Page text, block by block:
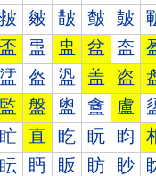
皳 皴 皵 皶 皷
盃 盄 盅 盆 盇
盓 盔 盕 盖 盗
監 盤 盥 盦 盧
盳 直 盵 盶 盷
眃 眄 眅 眆 眇